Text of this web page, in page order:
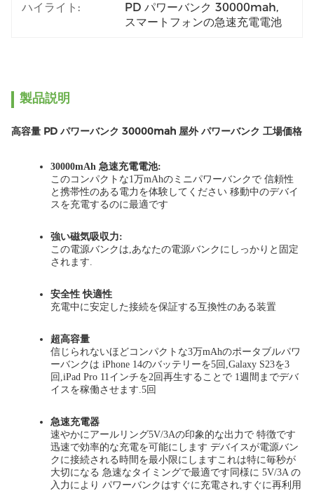
ハイライト:
PD パワーバンク 30000mah,
スマートフォンの急速充電電池
製品説明
高容量 PD パワーバンク 30000mah 屋外 パワーバンク 工場価格
30000mAh 急速充電電池:
このコンパクトな1万mAhのミニパワーバンクで 信頼性
と携帯性のある電力を体験してください 移動中のデバイ
スを充電するのに最適です
強い磁気吸収力:
この電源バンクは,あなたの電源バンクにしっかりと固定
されます.
安全性 快適性
充電中に安定した接続を保証する互換性のある装置
超高容量
信じられないほどコンパクトな3万mAhのポータブルパワ
ーバンクは iPhone 14のバッテリーを5回,Galaxy S23を3
回,iPad Pro 11インチを2回再生することで 1週間までデバ
イスを稼働させます.5回
急速充電器
速やかにアールリング5V/3Aの印象的な出力で 特徴です
迅速で効率的な充電を可能にします デバイスが電源バン
クに接続される時間を最小限にしますこれは特に毎秒が
大切になる 急速なタイミングで最適です同様に 5V/3A の
入力により パワーバンクはすぐに充電され,すぐに再利用